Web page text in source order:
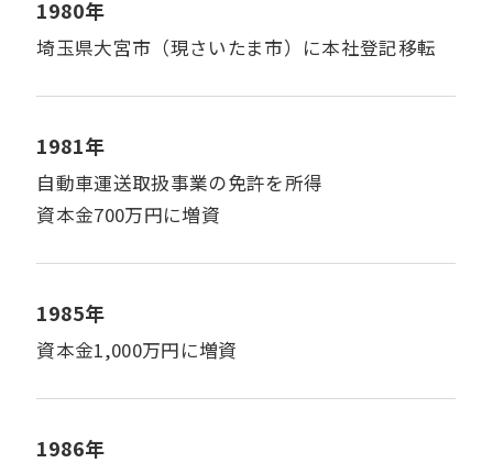
1980年
埼玉県大宮市（現さいたま市）に本社登記移転
1981年
自動車運送取扱事業の免許を所得
資本金700万円に増資
1985年
資本金1,000万円に増資
1986年